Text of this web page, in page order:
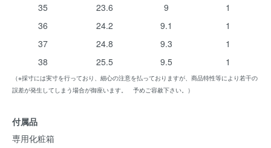
35
23.6 9
1
36
24.2 9.1
1
37
24.8 9.3
1
38
25.5 9.5 1
（※採寸には実寸を行っており、細心の注意を払っておりますが、商品特性等により若干の
誤差が発生してしまう場合が御座います。 予めご容赦下さい。）
付属品
専用化粧箱